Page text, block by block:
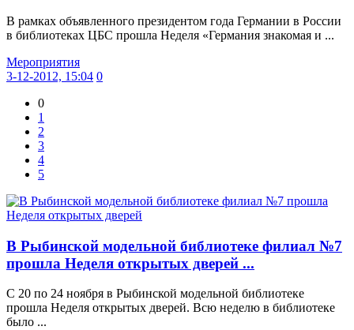
В рамках объявленного президентом года Германии в России
в библиотеках ЦБС прошла Неделя «Германия знакомая и ...
Мероприятия
3-12-2012, 15:04 0
0
1
2
3
4
5
В Рыбинской модельной библиотеке филиал №7
прошла Неделя открытых дверей ...
С 20 по 24 ноября в Рыбинской модельной библиотеке
прошла Неделя открытых дверей. Всю неделю в библиотеке
было ...